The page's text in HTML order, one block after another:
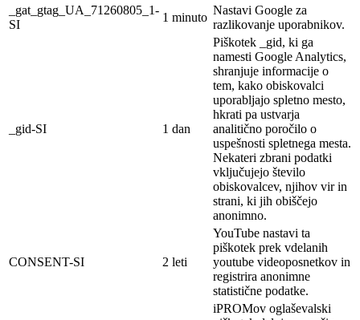
_gat_gtag_UA_71260805_1-
SI
1 minuto
Nastavi Google za
razlikovanje uporabnikov.
_gid-SI 1 dan
Piškotek _gid, ki ga
namesti Google Analytics,
shranjuje informacije o
tem, kako obiskovalci
uporabljajo spletno mesto,
hkrati pa ustvarja
analitično poročilo o
uspešnosti spletnega mesta.
Nekateri zbrani podatki
vključujejo število
obiskovalcev, njihov vir in
strani, ki jih obiščejo
anonimno.
CONSENT-SI 2 leti
YouTube nastavi ta
piškotek prek vdelanih
youtube videoposnetkov in
registrira anonimne
statistične podatke.
iPROMov oglaševalski